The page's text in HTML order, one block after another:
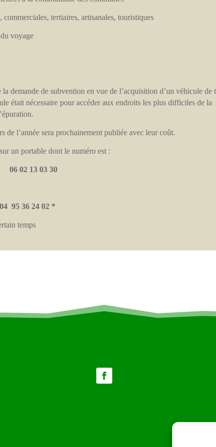
tertiaires, artisanales, touristiques
du voyage
demande de subvention en vue de l’acquisition d’un véhicule de
était nécessaire pour accéder aux endroits les plus difficiles de la
de l’année sera prochainement publiée avec leur coût.
un portable dont le numéro est :
06 02 13 03 30
04 95 36 24 02 *
temps